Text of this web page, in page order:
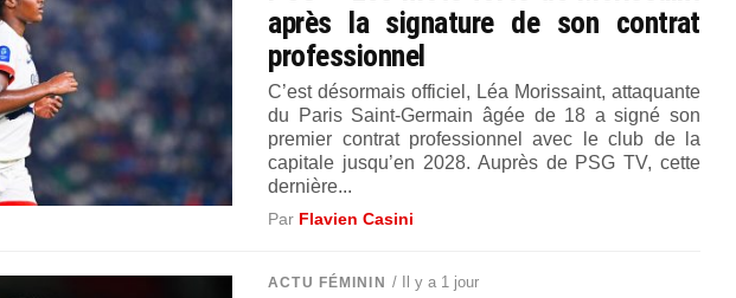
après la signature de son contrat
professionnel
C’est désormais officiel, Léa Morissaint, attaquante
du Paris Saint-Germain âgée de 18 a signé son
premier contrat professionnel avec le club de la
capitale jusqu’en 2028. Auprès de PSG TV, cette
dernière...
Par Flavien Casini
ACTU FÉMININ / Il y a 1 jour